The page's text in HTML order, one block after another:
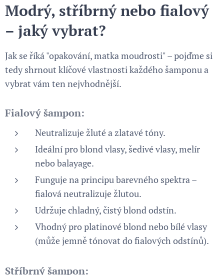
Modrý, stříbrný nebo fialový
– jaký vybrat?
Jak se říká "opakování, matka moudrosti" – pojďme si
tedy shrnout klíčové vlastnosti každého šamponu a
vybrat vám ten nejvhodnější.
Fialový šampon:
Neutralizuje žluté a zlatavé tóny.
Ideální pro blond vlasy, šedivé vlasy, melír
nebo balayage.
Funguje na principu barevného spektra –
fialová neutralizuje žlutou.
Udržuje chladný, čistý blond odstín.
Vhodný pro platinové blond nebo bílé vlasy
(může jemně tónovat do fialových odstínů).
Stříbrný šampon: